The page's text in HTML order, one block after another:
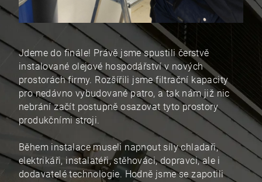
Jdeme do finále! Právě jsme spustili čerstvě
instalované olejové hospodářství v nových
prostorách firmy. Rozšířili jsme filtrační kapacity
pro nedávno vybudované patro, a tak nám již nic
nebrání začít postupně osazovat tyto prostory
produkčními stroji.
Během instalace museli napnout síly chladaři,
elektrikáři, instalatéři, stěhováci, dopravci, ale i
dodavatelé technologie. Hodně jsme se zapotili